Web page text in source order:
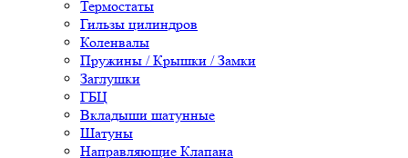
Термостаты
Гильзы цилиндров
Коленвалы
Пружины / Крышки / Замки
Заглушки
ГБЦ
Вкладыши шатунные
Шатуны
Направляющие Клапана